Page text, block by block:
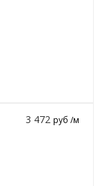
3 472руб /м